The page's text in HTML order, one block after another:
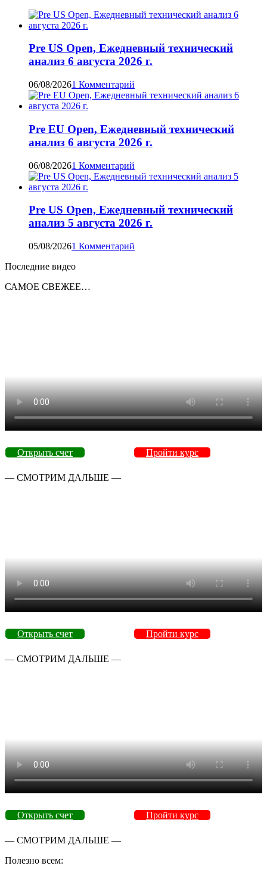
Pre US Open, Ежедневный технический
анализ 6 августа 2026 г.
06/08/20261 Комментарий
Pre EU Open, Ежедневный технический
анализ 6 августа 2026 г.
06/08/20261 Комментарий
Pre US Open, Ежедневный технический
анализ 5 августа 2026 г.
05/08/20261 Комментарий
Последние видео
САМОЕ СВЕЖЕЕ…
Открыть счет Пройти курс
— СМОТРИМ ДАЛЬШЕ —
Открыть счет Пройти курс
— СМОТРИМ ДАЛЬШЕ —
Открыть счет Пройти курс
— СМОТРИМ ДАЛЬШЕ —
Полезно всем: